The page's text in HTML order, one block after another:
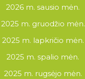
2026 m. sausio mėn.
2025 m. gruodžio mėn.
2025 m. lapkričio mėn.
2025 m. spalio mėn.
2025 m. rugsėjo mėn.